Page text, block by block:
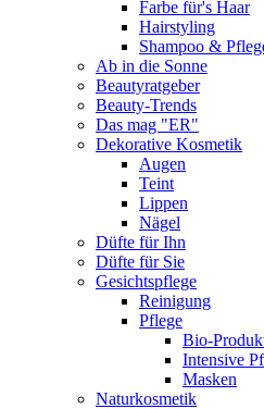
Farbe für's Haar
Hairstyling
Shampoo &
Ab in die Sonne
Beautyratgeber
Beauty-Trends
Das mag "ER"
Dekorative Kosmetik
Augen
Teint
Lippen
Nägel
Düfte für Ihn
Düfte für Sie
Gesichtspflege
Reinigung
Pflege
Bio-
Intensive
Masken
Naturkosmetik